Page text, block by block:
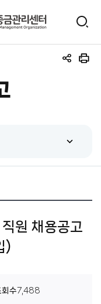
검
공
인
원 채용공고
)
회수7,488